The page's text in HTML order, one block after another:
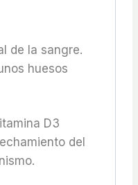
de la sangre.
huesos
D3
del